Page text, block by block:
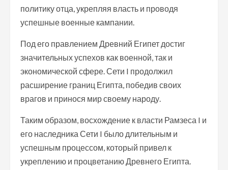
политику отца, укрепляя власть и проводя
успешные военные кампании.
Под его правлением Древний Египет достиг
значительных успехов как военной, так и
экономической сфере. Сети I продолжил
расширение границ Египта, победив своих
врагов и принося мир своему народу.
Таким образом, восхождение к власти Рамзеса I и
его наследника Сети I было длительным и
успешным процессом, который привел к
укреплению и процветанию Древнего Египта.